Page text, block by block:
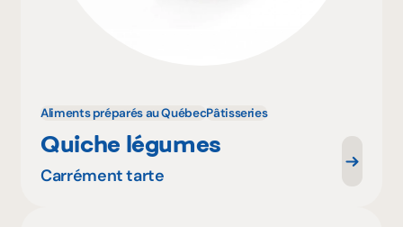
Aliments préparés au QuébecPâtisseries
Quiche légumes
Carrément tarte